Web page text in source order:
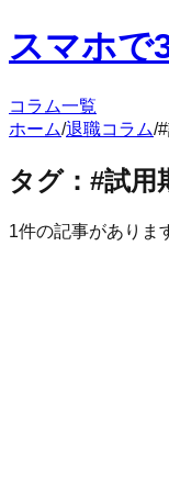
スマホで
コラム一覧
ホーム/退職コラム/#
タグ：#試用
1件の記事がありま